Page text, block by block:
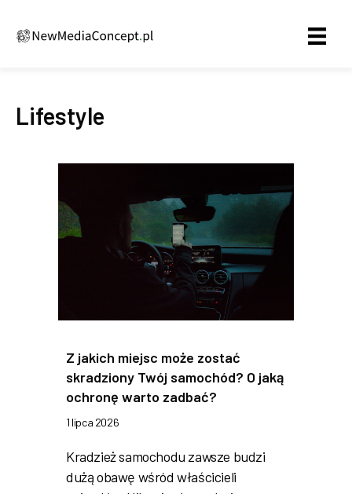
Lifestyle
Z jakich miejsc może zostać
skradziony Twój samochód? O jaką
ochronę warto zadbać?
1 lipca 2026
Kradzież samochodu zawsze budzi
dużą obawę wśród właścicieli